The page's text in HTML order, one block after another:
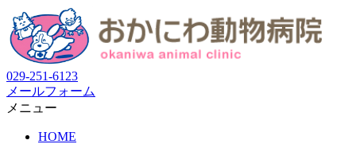
029-251-6123
メールフォーム
メニュー
HOME